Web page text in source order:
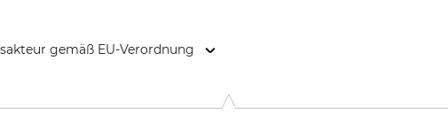
gemäß EU-Verordnung